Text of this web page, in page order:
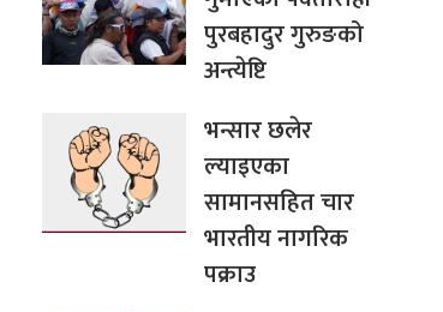
पुरबहादुर गुरुङको
अन्त्येष्टि
भन्सार छलेर
ल्याइएका
सामानसहित चार
भारतीय नागरिक
पक्राउ